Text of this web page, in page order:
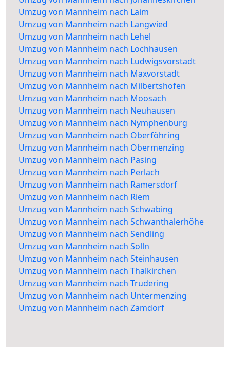
Umzug von Mannheim nach Laim
Umzug von Mannheim nach Langwied
Umzug von Mannheim nach Lehel
Umzug von Mannheim nach Lochhausen
Umzug von Mannheim nach Ludwigsvorstadt
Umzug von Mannheim nach Maxvorstadt
Umzug von Mannheim nach Milbertshofen
Umzug von Mannheim nach Moosach
Umzug von Mannheim nach Neuhausen
Umzug von Mannheim nach Nymphenburg
Umzug von Mannheim nach Oberföhring
Umzug von Mannheim nach Obermenzing
Umzug von Mannheim nach Pasing
Umzug von Mannheim nach Perlach
Umzug von Mannheim nach Ramersdorf
Umzug von Mannheim nach Riem
Umzug von Mannheim nach Schwabing
Umzug von Mannheim nach Schwanthalerhöhe
Umzug von Mannheim nach Sendling
Umzug von Mannheim nach Solln
Umzug von Mannheim nach Steinhausen
Umzug von Mannheim nach Thalkirchen
Umzug von Mannheim nach Trudering
Umzug von Mannheim nach Untermenzing
Umzug von Mannheim nach Zamdorf